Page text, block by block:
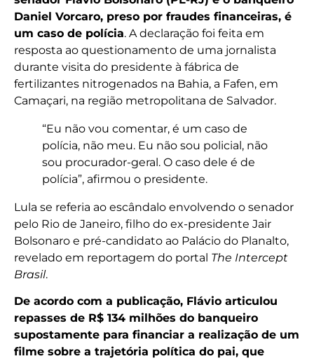
Daniel Vorcaro, preso por fraudes financeiras, é
um caso de polícia. A declaração foi feita em
resposta ao questionamento de uma jornalista
durante visita do presidente à fábrica de
fertilizantes nitrogenados na Bahia, a Fafen, em
Camaçari, na região metropolitana de Salvador.
“Eu não vou comentar, é um caso de
polícia, não meu. Eu não sou policial, não
sou procurador-geral. O caso dele é de
polícia”, afirmou o presidente.
Lula se referia ao escândalo envolvendo o senador
pelo Rio de Janeiro, filho do ex-presidente Jair
Bolsonaro e pré-candidato ao Palácio do Planalto,
revelado em reportagem do portal The Intercept
Brasil.
De acordo com a publicação, Flávio articulou
repasses de R$ 134 milhões do banqueiro
supostamente para financiar a realização de um
filme sobre a trajetória política do pai, que